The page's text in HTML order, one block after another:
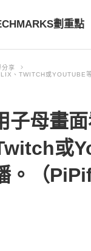
劃重點
分享
、TWITCH或YOUTUBE
子母畫
或
。（